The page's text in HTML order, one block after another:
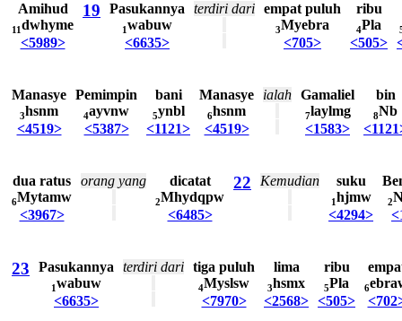
Amihud
11dwhyme
<5989>
19 Pasukannya
1wabuw
<6635>
terdiri dari empat puluh
3Myebra
<705>
ribu
4Pla
<505>
Manasye
3hsnm
<4519>
Pemimpin
4ayvnw
<5387>
bani
5ynbl
<1121>
Manasye
6hsnm
<4519>
ialah Gamaliel
7laylmg
<1583>
bin
8Nb
dua ratus
6Mytamw
<3967>
orang yang dicatat
2Mhydqpw
<6485>
22 Kemudian suku
1hjmw
<4294>
2
23 Pasukannya
1wabuw
<6635>
terdiri dari tiga puluh
4Myslsw
<7970>
lima
3hsmx
<2568>
ribu
5Pla
<505>
6